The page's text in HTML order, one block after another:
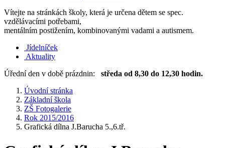
Vítejte na stránkách školy, která je určena dětem se spec.
vzdělávacími potřebami,
mentálním postižením, kombinovanými vadami a autismem.
Jídelníček
Aktuality
Úřední den v době prázdnin: středa od 8,30 do 12,30 hodin.
Úvodní stránka
Základní škola
ZŠ Fotogalerie
Rok 2015/2016
Grafická dílna J.Barucha 5.,6.tř.